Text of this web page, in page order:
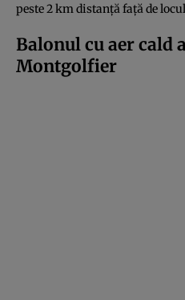
peste 2 km distanță față de
Balonul cu aer cald
Montgolfier